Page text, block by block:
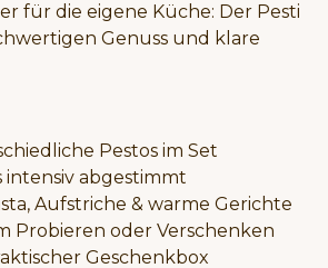
für die eigene Küche: Der Pesti
Genuss und klare
Pestos im Set
intensiv abgestimmt
Aufstriche & warme Gerichte
Probieren oder Verschenken
Geschenkbox